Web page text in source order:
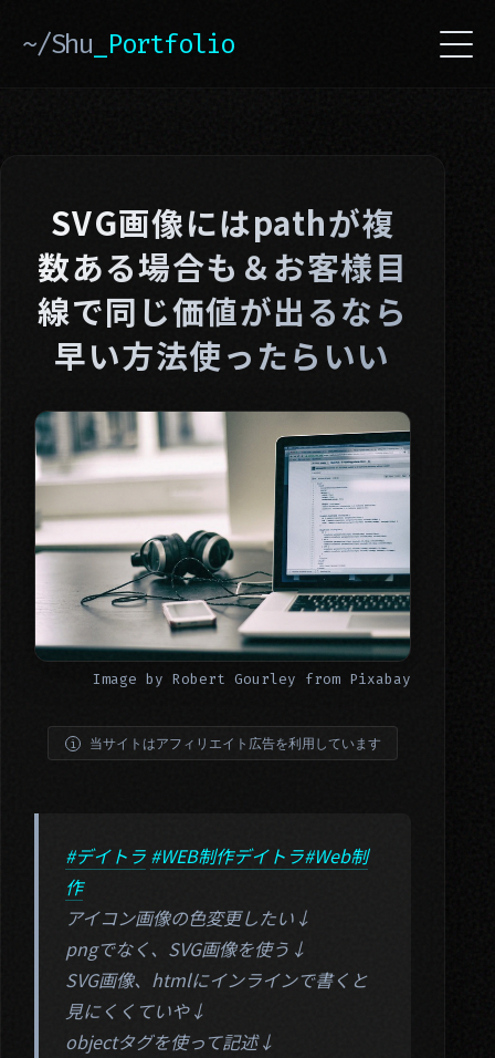
~/Shu _Portfolio
SVG画像にはpathが複
数ある場合も＆お客様目
線で同じ価値が出るなら
早い方法使ったらいい
Image byRobert Gourley from Pixabay
当サイトはアフィリエイト広告を利用しています
#デイトラ #WEB制作デイトラ#Web制
作
アイコン画像の色変更したい↓
pngでなく、SVG画像を使う↓
SVG画像、htmlにインラインで書くと
見にくくていや↓
objectタグを使って記述↓